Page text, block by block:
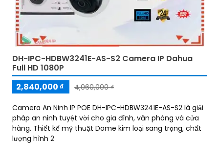
DH-IPC-HDBW3241E-AS-S2 Camera IP Dahua
Full HD 1080P
2,840,000 ₫
4,060,000 ₫
Camera An Ninh IP POE DH-IPC-HDBW3241E-AS-S2 là giải
pháp an ninh tuyệt vời cho gia đình, văn phòng và cửa
hàng. Thiết kế mỹ thuật Dome kim loại sang trọng, chất
lượng hình 2